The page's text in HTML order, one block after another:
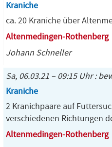
Kraniche
ca. 20 Kraniche über
Altenmedingen-Rothenberg
Johann Schneller
Sa, 06.03.21 – 09:15 Uhr :
Kraniche
2 Kranichpaare auf
verschiedenen Richtungen
Altenmedingen-Rothenberg